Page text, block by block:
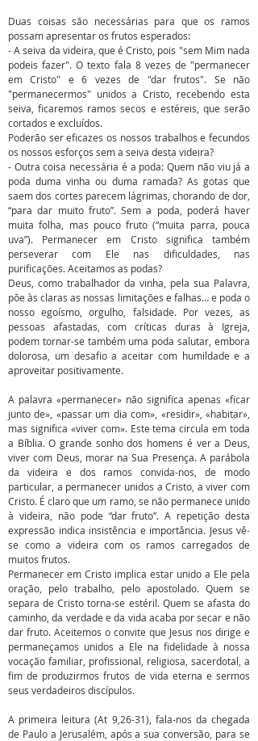
Duas coisas são necessárias para que os ramos
possam apresentar os frutos esperados:
- A seiva da videira, que é Cristo, pois "sem Mim nada
podeis fazer". O texto fala 8 vezes de "permanecer
em Cristo" e 6 vezes de "dar frutos". Se não
"permanecermos" unidos a Cristo, recebendo esta
seiva, ficaremos ramos secos e estéreis, que serão
cortados e excluídos.
Poderão ser eficazes os nossos trabalhos e fecundos
os nossos esforços sem a seiva desta videira?
- Outra coisa necessária é a poda: Quem não viu já a
poda duma vinha ou duma ramada? As gotas que
saem dos cortes parecem lágrimas, chorando de dor,
“para dar muito fruto”. Sem a poda, poderá haver
muita folha, mas pouco fruto (“muita parra, pouca
uva”). Permanecer em Cristo significa também
perseverar com Ele nas dificuldades, nas
purificações. Aceitamos as podas?
Deus, como trabalhador da vinha, pela sua Palavra,
põe às claras as nossas limitações e falhas… e poda o
nosso egoísmo, orgulho, falsidade. Por vezes, as
pessoas afastadas, com críticas duras à Igreja,
podem tornar-se também uma poda salutar, embora
dolorosa, um desafio a aceitar com humildade e a
aproveitar positivamente.
A palavra «permanecer» não significa apenas «ficar
junto de», «passar um dia com», «residir», «habitar»,
mas significa «viver com». Este tema circula em toda
a Bíblia. O grande sonho dos homens é ver a Deus,
viver com Deus, morar na Sua Presença. A parábola
da videira e dos ramos convida-nos, de modo
particular, a permanecer unidos a Cristo, a viver com
Cristo. É claro que um ramo, se não permanece unido
à videira, não pode “dar fruto”. A repetição desta
expressão indica insistência e importância. Jesus vê-
se como a videira com os ramos carregados de
muitos frutos.
Permanecer em Cristo implica estar unido a Ele pela
oração, pelo trabalho, pelo apostolado. Quem se
separa de Cristo torna-se estéril. Quem se afasta do
caminho, da verdade e da vida acaba por secar e não
dar fruto. Aceitemos o convite que Jesus nos dirige e
permaneçamos unidos a Ele na fidelidade à nossa
vocação familiar, profissional, religiosa, sacerdotal, a
fim de produzirmos frutos de vida eterna e sermos
seus verdadeiros discípulos.
A primeira leitura (At 9,26-31), fala-nos da chegada
de Paulo a Jerusalém, após a sua conversão, para se